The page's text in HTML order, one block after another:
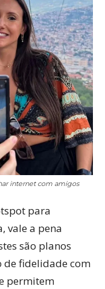
internet com amigos
para
vale a pena
são planos
de fidelidade com
permitem